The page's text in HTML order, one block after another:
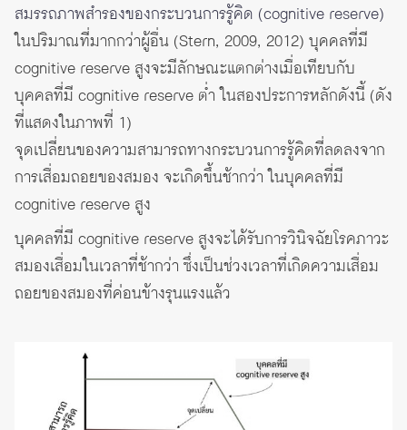
สมรรถภาพสำรองของกระบวนการรู้คิด (cognitive reserve)
ในปริมาณที่มากกว่าผู้อื่น (Stern, 2009, 2012) บุคคลที่มี
cognitive reserve สูงจะมีลักษณะแตกต่างเมื่อเทียบกับ
บุคคลที่มี cognitive reserve ต่ำ ในสองประการหลักดังนี้ (ดัง
ที่แสดงในภาพที่ 1)
จุดเปลี่ยนของความสามารถทางกระบวนการรู้คิดที่ลดลงจาก
การเสื่อมถอยของสมอง จะเกิดขึ้นช้ากว่า ในบุคคลที่มี
cognitive reserve สูง
บุคคลที่มี cognitive reserve สูงจะได้รับการวินิจฉัยโรคภาวะ
สมองเสื่อมในเวลาที่ช้ากว่า ซึ่งเป็นช่วงเวลาที่เกิดความเสื่อม
ถอยของสมองที่ค่อนข้างรุนแรงแล้ว